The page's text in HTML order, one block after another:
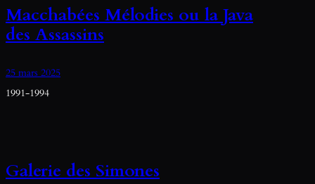
Macchabées Mélodies ou la Java
des Assassins
25 mars 2025
1991-1994
Galerie des Simones